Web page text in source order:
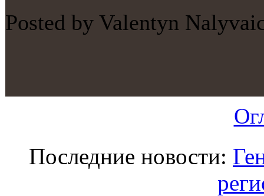
Posted by Valentyn
Последние новости: